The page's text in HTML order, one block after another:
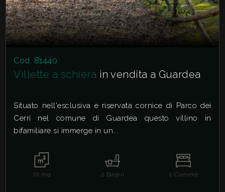
Cod. 81440
Villette a schiera in vendita a Guardea
Situato nell'esclusiva e riservata cornice di Parco dei
Cerri nel comune di Guardea questo villino in
bifamiliare si immerge in un...
72 mq 2 Bagni 2 Camere